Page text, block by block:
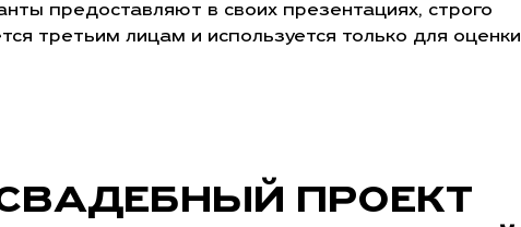
предоставляют в своих презентациях, строго
третьим лицам и используется только для оценки
ПРОЕКТ